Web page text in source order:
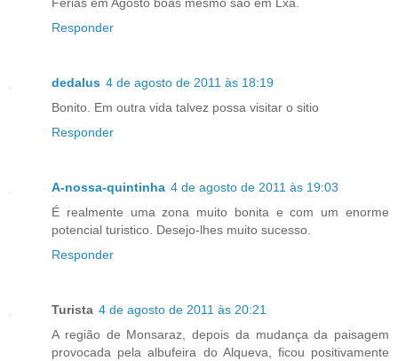
Férias em Agosto boas mesmo são em Lxa.
Responder
dedalus 4 de agosto de 2011 às 18:19
Bonito. Em outra vida talvez possa visitar o sitio
Responder
A-nossa-quintinha 4 de agosto de 2011 às 19:03
É realmente uma zona muito bonita e com um enorme
potencial turistico. Desejo-lhes muito sucesso.
Responder
Turista 4 de agosto de 2011 às 20:21
A região de Monsaraz, depois da mudança da paisagem
provocada pela albufeira do Alqueva, ficou positivamente